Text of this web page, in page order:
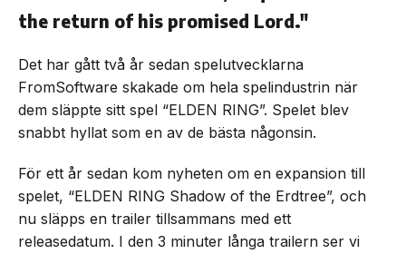
the return of his promised Lord."
Det har gått två år sedan spelutvecklarna
FromSoftware skakade om hela spelindustrin när
dem släppte sitt spel “ELDEN RING”. Spelet blev
snabbt hyllat som en av de bästa någonsin.
För ett år sedan kom nyheten om en expansion till
spelet, “ELDEN RING Shadow of the Erdtree”, och
nu släpps en trailer tillsammans med ett
releasedatum. I den 3 minuter långa trailern ser vi